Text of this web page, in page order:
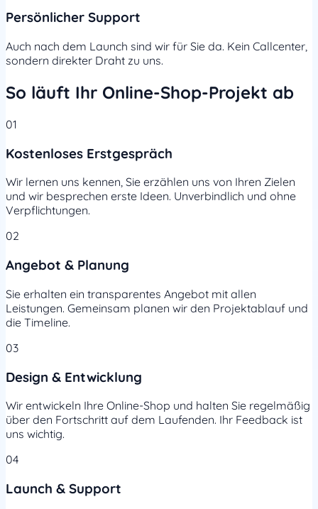
Persönlicher Support
Auch nach dem Launch sind wir für Sie da. Kein Callcenter,
sondern direkter Draht zu uns.
So läuft Ihr Online-Shop-Projekt ab
01
Kostenloses Erstgespräch
Wir lernen uns kennen, Sie erzählen uns von Ihren Zielen
und wir besprechen erste Ideen. Unverbindlich und ohne
Verpflichtungen.
02
Angebot & Planung
Sie erhalten ein transparentes Angebot mit allen
Leistungen. Gemeinsam planen wir den Projektablauf und
die Timeline.
03
Design & Entwicklung
Wir entwickeln Ihre Online-Shop und halten Sie regelmäßig
über den Fortschritt auf dem Laufenden. Ihr Feedback ist
uns wichtig.
04
Launch & Support